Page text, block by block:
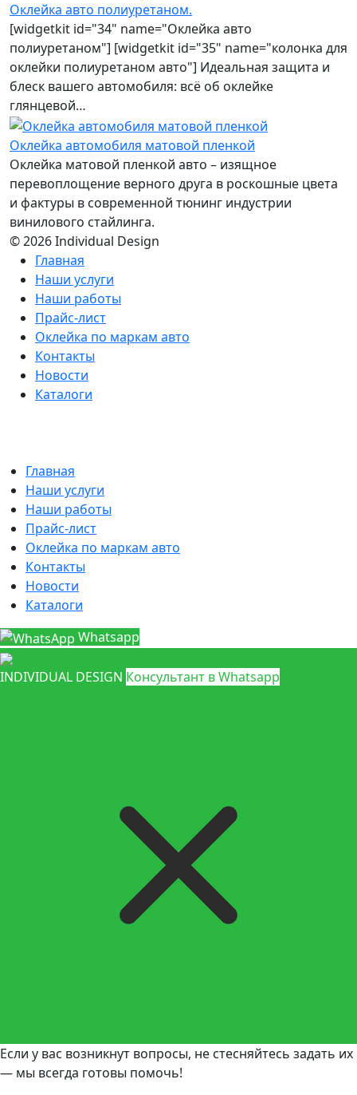
Оклейка авто полиуретаном.
[widgetkit id="34" name="Оклейка авто
полиуретаном"] [widgetkit id="35" name="колонка для
оклейки полиуретаном авто"] Идеальная защита и
блеск вашего автомобиля: всё об оклейке
глянцевой…
Оклейка автомобиля матовой пленкой
Оклейка матовой пленкой авто – изящное
перевоплощение верного друга в роскошные цвета
и фактуры в современной тюнинг индустрии
винилового стайлинга.
© 2026 Individual Design
Главная
Наши услуги
Наши работы
Прайс-лист
Оклейка по маркам авто
Контакты
Новости
Каталоги
Главная
Наши услуги
Наши работы
Прайс-лист
Оклейка по маркам авто
Контакты
Новости
Каталоги
Whatsapp
INDIVIDUAL DESIGN Консультант в Whatsapp
Если у вас возникнут вопросы, не стесняйтесь задать их
— мы всегда готовы помочь!